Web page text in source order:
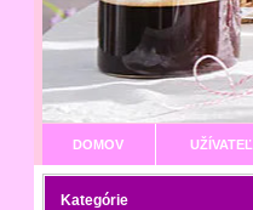
DOMOV UŽÍVATEĽ
Kategórie